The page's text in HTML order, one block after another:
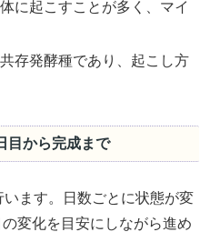
に起こすことが多く、マイ
存発酵種であり、起こし方
目から完成まで
ます。日数ごとに状態が変
変化を目安にしながら進め